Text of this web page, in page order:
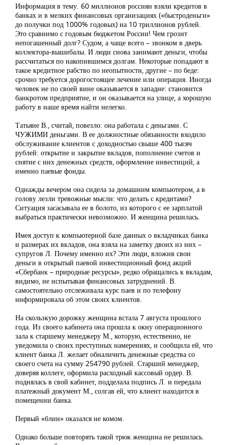
Информация в тему. 60 миллионов россиян взяли кредитов в
банках и в мелких финансовых организациях («быстроденьги»
до получки под 1000% годовых) на 10 триллионов рублей.
Это сравнимо с годовым бюджетом России! Чем грозит
непогашенный долг? Судом, а чаще всего – звонком в дверь
коллектора-вышибалы. И люди снова занимают деньги, чтобы
рассчитаться по накопившимся долгам. Некоторые попадают в
такое кредитное рабство по неопытности, другие – по беде:
срочно требуется дорогостоящее лечение или операция. Иногда
человек не по своей вине оказывается в западне: становится
банкротом предприятие, и он оказывается на улице, а хорошую
работу в наше время найти нелегко.
Татьяне В., считай, повезло: она работала с деньгами. С
ЧУЖИМИ деньгами. В ее должностные обязанности входило
обслуживание клиентов с доходностью свыше 400 тысяч
рублей: открытие и закрытие вкладов, пополнение счетов и
снятие с них денежных средств, оформление инвестиций, а
именно паевые фонды.
Однажды вечером она сидела за домашним компьютером, а в
голову лезли тревожные мысли: что делать с кредитами?
Ситуация засасывала ее в болото, из которого с ее зарплатой
выбраться практически невозможно. И женщина решилась.
Имея доступ к компьютерной базе данных о вкладчиках банка
и размерах их вкладов, она взяла на заметку двоих из них –
супругов Л. Почему именно их? Эти люди, вложив свои
деньги в открытый паевой инвестиционный фонд акций
«Сбербанк – природные ресурсы», редко обращались к вкладам,
видимо, не испытывая финансовых затруднений. В.
самостоятельно отслеживала курс паев и по телефону
информировала об этом своих клиентов.
На скользкую дорожку женщина встала 7 августа прошлого
года. Из своего кабинета она прошла к окну операционного
зала к старшему менеджеру М., которую, естественно, не
уведомила о своих преступных намерениях, и сообщила ей, что
клиент банка Л. желает обналичить денежные средства со
своего счета на сумму 254790 рублей. Старший менеджер,
доверяя коллеге, оформила расходный кассовый ордер. В.
поднялась в свой кабинет, подделала подпись Л. и передала
платежный документ М., солгав ей, что клиент находится в
помещении банка.
Первый «блин» оказался не комом.
Однако больше повторять такой трюк женщина не решилась.